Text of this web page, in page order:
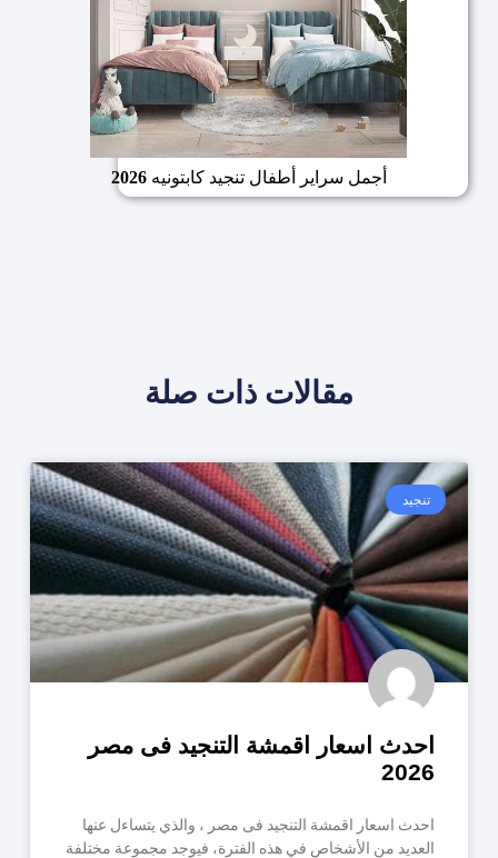
أجمل سراير أطفال تنجيد كابتونيه2026
مقالات ذات صلة
تنجيد
احدث اسعار اقمشة التنجيد فى مصر
2026
احدث اسعار اقمشة التنجيد فى مصر ، والذي يتساءل عنها
العديد من الأشخاص في هذه الفترة، فيوجد مجموعة مختلفة